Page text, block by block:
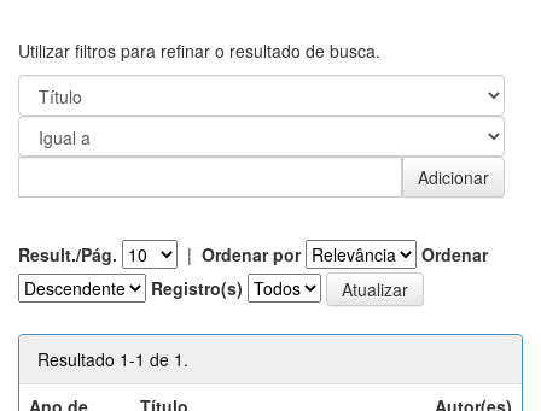
Utilizar filtros para refinar o resultado de busca.
Result./Pág. | Ordenar por
Ordenar
Registro(s)
Resultado 1-1 de 1.
Ano de
Título Autor(es)